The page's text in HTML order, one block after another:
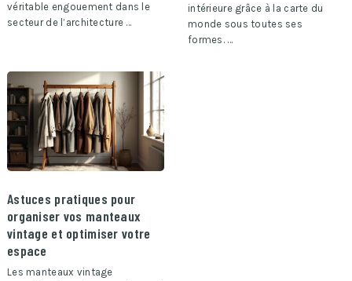
véritable engouement dans le
secteur de l’architecture …
intérieure grâce à la carte du
monde sous toutes ses
formes. …
Astuces pratiques pour
organiser vos manteaux
vintage et optimiser votre
espace
Les manteaux vintage